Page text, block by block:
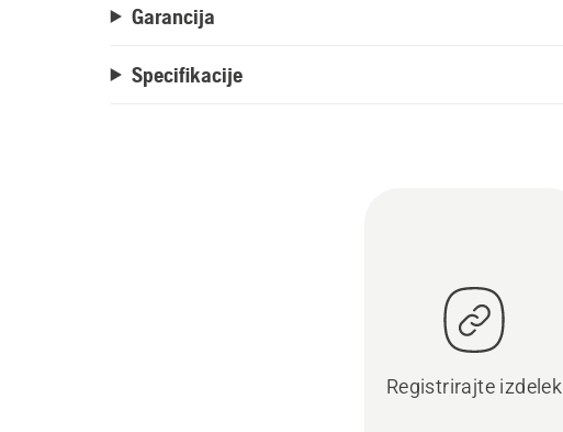
Garancija
Specifikacije
Registrirajte izdelek